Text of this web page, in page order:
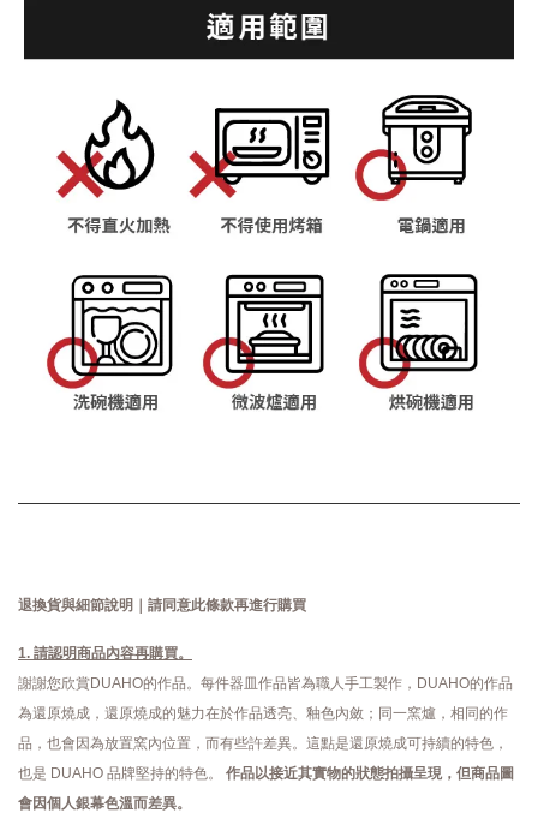
退換貨與細節說明｜請同意此條款再進行購買
1. 請認明商品內容再購買。
謝謝您欣賞DUAHO的作品。每件器皿作品皆為職人手工製作，DUAHO的作品
為還原燒成，還原燒成的魅力在於作品透亮、釉色內斂；同一窯爐，相同的作
品，也會因為放置窯內位置，而有些許差異。這點是還原燒成可持續的特色，
也是 DUAHO 品牌堅持的特色。 作品以接近其實物的狀態拍攝呈現，但商品圖
會因個人銀幕色溫而差異。